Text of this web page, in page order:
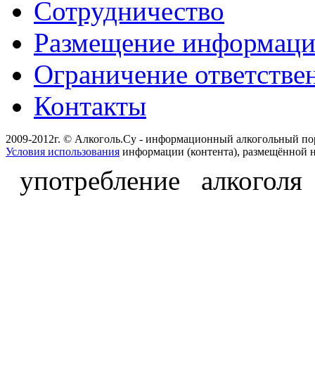
Сотрудничество
Размещение
Ограничение
Контакты
2009-2012г. © Алкоголь.Су - информационный алкогольный
Условия использования информации (контента), размещённой
употребление